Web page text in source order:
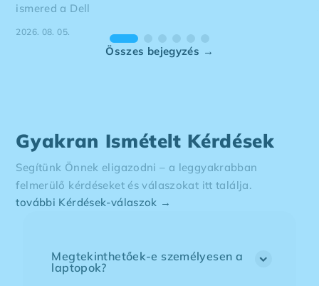
Összes bejegyzés →
ismered a Dell
2026. 08. 05.
Gyakran Ismételt Kérdések
Segítünk Önnek eligazodni – a leggyakrabban
felmerülő kérdéseket és válaszokat itt találja.
további Kérdések-válaszok →
Megtekinthetőek-e személyesen a
laptopok?